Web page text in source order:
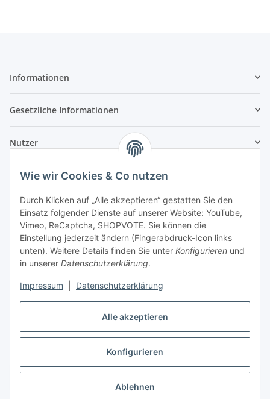
Alle akzeptieren
Konfigurieren
Ablehnen
Wie wir Cookies & Co nutzen
Durch Klicken auf „Alle akzeptieren“ gestatten Sie den
Einsatz folgender Dienste auf unserer Website: YouTube,
Vimeo, ReCaptcha, SHOPVOTE. Sie können die
Einstellung jederzeit ändern (Fingerabdruck-Icon links
unten). Weitere Details finden Sie unter Konfigurieren und
in unserer Datenschutzerklärung.
Impressum Datenschutzerklärung
Informationen
Gesetzliche Informationen
Nutzer